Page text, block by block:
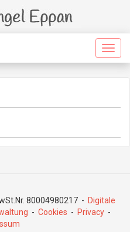
80004980217 - Digitale
- Cookies - Privacy -